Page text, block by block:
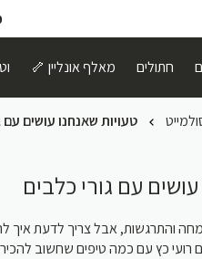
חתולים מאלף אונליין 🦴
טעויות שאנחנו עושים עם
עם גורי כלבים
והתרגשות, אבל צריך לדעת איך
רועי כץ עם כמה טיפים שחשוב להכיר